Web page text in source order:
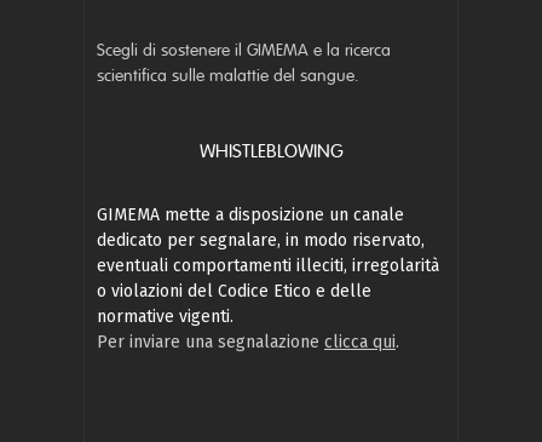
Scegli di sostenere il GIMEMA e la ricerca
scientifica sulle malattie del sangue.
WHISTLEBLOWING
GIMEMA mette a disposizione un canale
dedicato per segnalare, in modo riservato,
eventuali comportamenti illeciti, irregolarità
o violazioni del Codice Etico e delle
normative vigenti.
Per inviare una segnalazione clicca qui.